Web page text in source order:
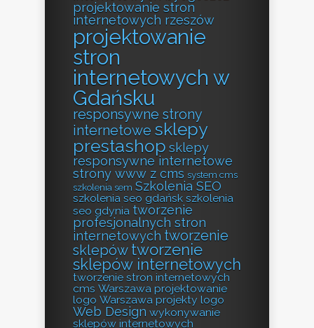
projektowanie stron
internetowych rzeszów
projektowanie
stron
internetowych w
Gdańsku
responsywne strony
internetowe sklepy
prestashop sklepy
responsywne internetowe
strony www z cms system cms
szkolenia sem Szkolenia SEO
szkolenia seo gdańsk szkolenia
seo gdynia tworzenie
profesjonalnych stron
internetowych tworzenie
sklepów tworzenie
sklepów internetowych
tworzenie stron internetowych
cms Warszawa projektowanie
logo Warszawa projekty logo
Web Design wykonywanie
sklepów internetowych